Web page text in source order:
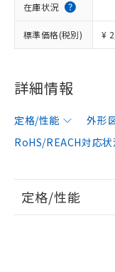
在庫状況
標準価格(税別) ¥
詳細情報
定格/性能 外形
RoHS/REACH対応状
定格/性能